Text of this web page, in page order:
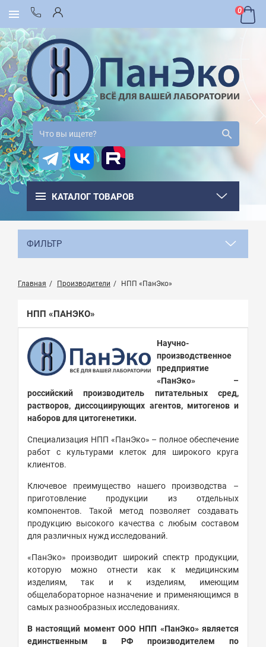
0
КАТАЛОГ ТОВАРОВ
ФИЛЬТР
Главная Производители НПП «ПанЭко»
НПП «ПАНЭКО»
Научно-
производственное
предприятие
«ПанЭко» –
российский производитель питательных сред,
растворов, диссоциирующих агентов, митогенов и
наборов для цитогенетики.
Специализация НПП «ПанЭко» – полное обеспечение
работ с культурами клеток для широкого круга
клиентов.
Ключевое преимущество нашего производства –
приготовление продукции из отдельных
компонентов. Такой метод позволяет создавать
продукцию высокого качества с любым составом
для различных нужд исследований.
«ПанЭко» производит широкий спектр продукции,
которую можно отнести как к медицинским
изделиям, так и к изделиям, имеющим
общелабораторное назначение и применяющимся в
самых разнообразных исследованиях.
В настоящий момент ООО НПП «ПанЭко» является
единственным в РФ производителем по